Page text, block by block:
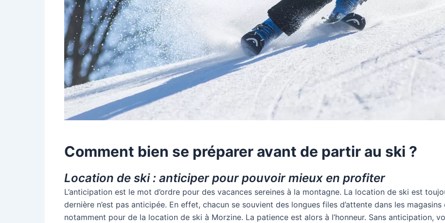
Comment bien se préparer avant de partir au ski ?
Location de ski : anticiper pour pouvoir mieux en profiter
L’anticipation est le mot d’ordre pour des vacances sereines à la montagne. La location de ski est
dernière n’est pas anticipée. En effet, chacun se souvient des longues files d’attente dans les
notamment pour de la location de ski à Morzine. La patience est alors à l’honneur. Sans anticipation,